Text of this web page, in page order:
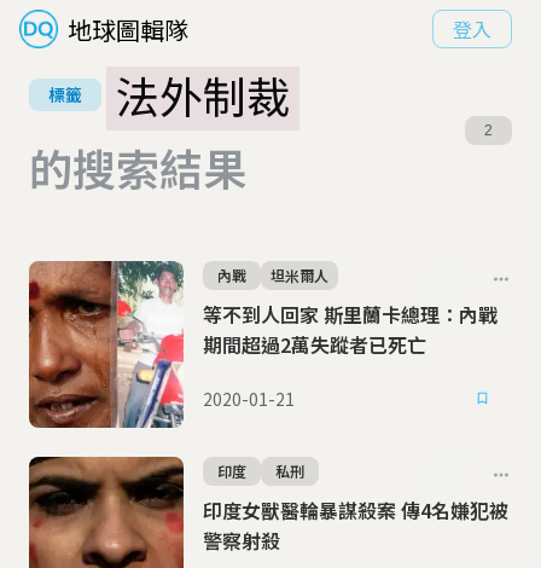
地球圖輯隊 登入
標籤
法外制裁
的搜索結果
2
等不到人回家 斯里蘭卡總理：內戰
期間超過2萬失蹤者已死亡
內戰 坦米爾人
2020-01-21
印度女獸醫輪暴謀殺案 傳4名嫌犯被
警察射殺
印度 私刑